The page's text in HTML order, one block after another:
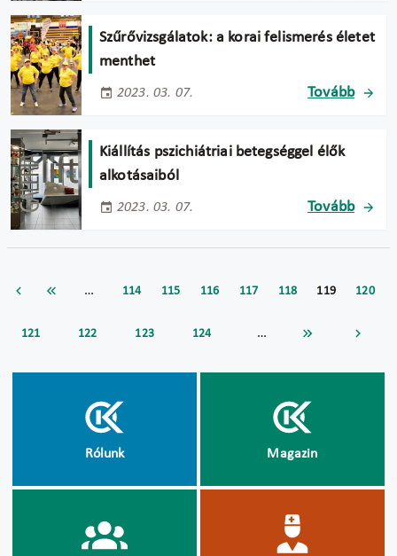
Szűrővizsgálatok: a korai felismerés életet
menthet
2023. 03. 07. Tovább
Kiállítás pszichiátriai betegséggel élők
alkotásaiból
2023. 03. 07. Tovább
… 114 115 116 117 118 119 120
121 122 123 124 …
Rólunk Magazin